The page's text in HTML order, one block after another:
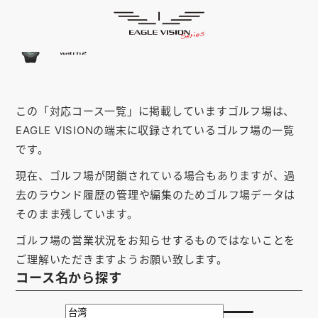
ゴルフナビ
ピンポジ君PIN POSITION
対応コース
EVステーション UPDATE
取扱い店舗 SHOP
サポートSUPPORT
購入する
「台湾」の対応コース
この「対応コース一覧」に掲載していますゴルフ場は、
EAGLE VISIONの端末に収録されているゴルフ場の一覧
です。
現在、ゴルフ場が閉鎖されている場合もありますが、過
去のラウンド履歴の管理や編集のためゴルフ場データは
そのまま残しています。
ゴルフ場の営業状況をお知らせするものではないことを
ご理解いただきますようお願い致します。
コース名から探す